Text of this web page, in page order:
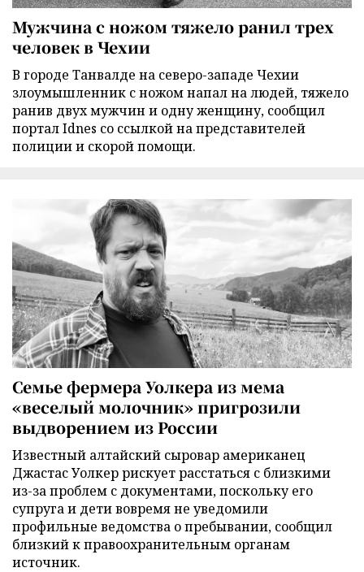
Мужчина с ножом тяжело ранил трех
человек в Чехии
В городе Танвалде на северо-западе Чехии
злоумышленник с ножом напал на людей, тяжело
ранив двух мужчин и одну женщину, сообщил
портал Idnes со ссылкой на представителей
полиции и скорой помощи.
Семье фермера Уолкера из мема
«веселый молочник» пригрозили
выдворением из России
Известный алтайский сыровар американец
Джастас Уолкер рискует расстаться с близкими
из-за проблем с документами, поскольку его
супруга и дети вовремя не уведомили
профильные ведомства о пребывании, сообщил
близкий к правоохранительным органам
источник.